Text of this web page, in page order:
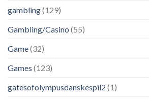
gambling(129)
Gambling/Casino (55)
Game(32)
Games (123)
gatesofolympusdanskespil2 (1)